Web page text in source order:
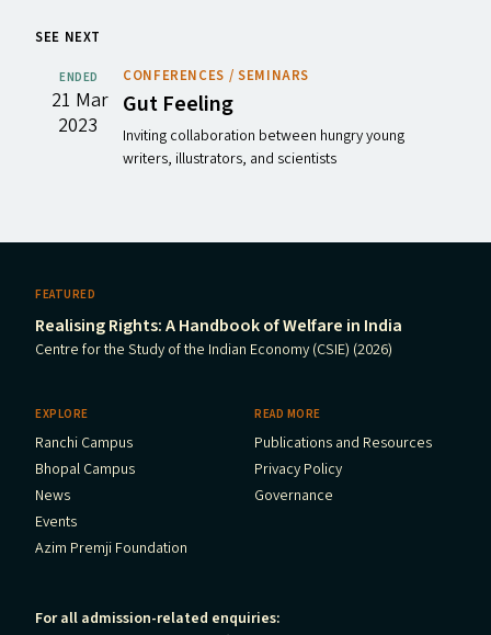
SEE NEXT
ENDED
21 Mar
2023
CONFERENCES / SEMINARS
Gut Feeling
Inviting collaboration between hungry young
writers, illustrators, and scientists
FEATURED
Realising Rights: A Handbook of Welfare in India
Centre for the Study of the Indian Economy (CSIE) (2026)
EXPLORE
Ranchi Campus
Bhopal Campus
News
Events
Azim Premji Foundation
READ MORE
Publications and Resources
Privacy Policy
Governance
For all admission-related enquiries: